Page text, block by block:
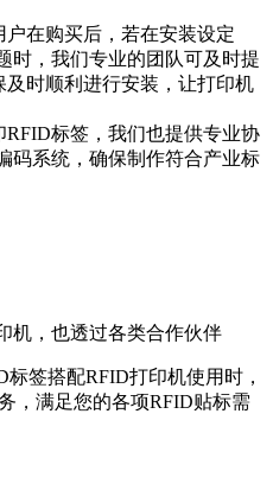
在购买后，若在安装设定
时，我们专业的团队可及时提
时顺利进行安装，让打印机
标签，我们也提供专业协
码系统，确保制作符合产业标
机，也透过各类合作伙伴
签搭配RFID打印机使用时，
，满足您的各项RFID贴标需